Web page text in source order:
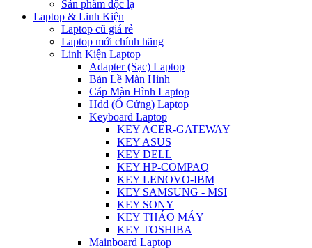
Sản phẩm độc lạ
Laptop & Linh Kiện
Laptop cũ giá rẻ
Laptop mới chính hãng
Linh Kiện Laptop
Adapter (Sạc) Laptop
Bản Lề Màn Hình
Cáp Màn Hình Laptop
Hdd (Ổ Cứng) Laptop
Keyboard Laptop
KEY ACER-GATEWAY
KEY ASUS
KEY DELL
KEY HP-COMPAQ
KEY LENOVO-IBM
KEY SAMSUNG - MSI
KEY SONY
KEY THÁO MÁY
KEY TOSHIBA
Mainboard Laptop